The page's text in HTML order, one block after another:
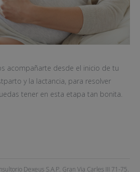
acompañarte desde el inicio de tu
y la lactancia, para resolver
tener en esta etapa tan bonita.
Dexeus S.A.P. Gran Via Carles III 71-75.